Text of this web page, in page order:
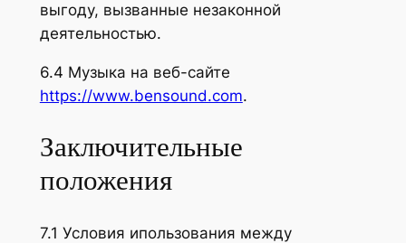
выгоду, вызванные незаконной
деятельностью.
6.4 Музыка на веб-сайте
https://www.bensound.com.
Заключительные
положения
7.1 Условия ипользования между